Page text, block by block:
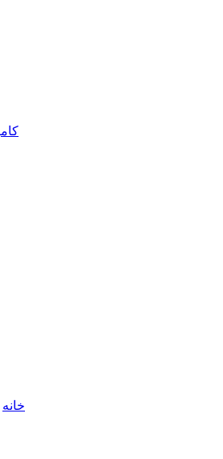
خانه